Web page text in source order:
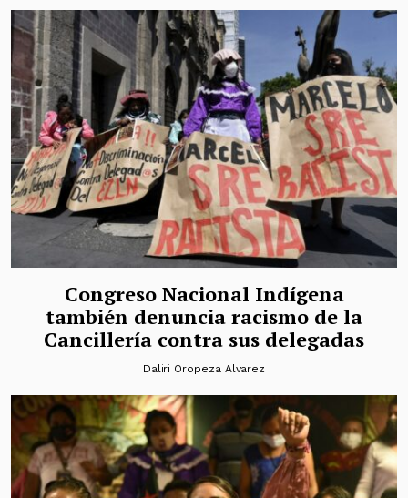
Congreso Nacional Indígena
también denuncia racismo de la
Cancillería contra sus delegadas
Daliri Oropeza Alvarez